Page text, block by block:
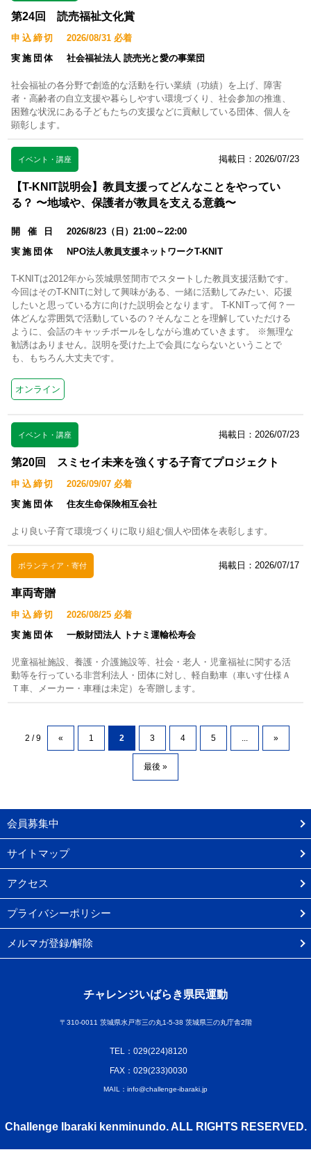
第24回 読売福祉文化賞
申込締切
2026/08/31 必着
実施団体
社会福祉法人 読売光と愛の事業団
社会福祉の各分野で創造的な活動を行い業績（功績）を上げ、障害
者・高齢者の自立支援や暮らしやすい環境づくり、社会参加の推進、
困難な状況にある子どもたちの支援などに貢献している団体、個人を
顕彰します。
イベント・講座 掲載日：2026/07/23
【T-KNIT説明会】教員支援ってどんなことをやってい
る？ 〜地域や、保護者が教員を支える意義〜
開催日
2026/8/23（日）21:00～22:00
実施団体
NPO法人教員支援ネットワークT-KNIT
T-KNITは2012年から茨城県笠間市でスタートした教員支援活動です。
今回はそのT-KNITに対して興味がある、一緒に活動してみたい、応援
したいと思っている方に向けた説明会となります。 T-KNITって何？一
体どんな雰囲気で活動しているの？そんなことを理解していただける
ように、会話のキャッチボールをしながら進めていきます。 ※無理な
勧誘はありません。説明を受けた上で会員にならないということで
も、もちろん大丈夫です。
オンライン
イベント・講座 掲載日：2026/07/23
第20回 スミセイ未来を強くする子育てプロジェクト
申込締切
2026/09/07 必着
実施団体
住友生命保険相互会社
より良い子育て環境づくりに取り組む個人や団体を表彰します。
ボランティア・寄付 掲載日：2026/07/17
車両寄贈
申込締切
2026/08/25 必着
実施団体
一般財団法人 トナミ運輸松寿会
児童福祉施設、養護・介護施設等、社会・老人・児童福祉に関する活
動等を行っている非営利法人・団体に対し、軽自動車（車いす仕様Ａ
Ｔ車、メーカー・車種は未定）を寄贈します。
2 / 9 « 1 2 3 4 5 ... »
最後 »
会員募集中
サイトマップ
アクセス
プライバシーポリシー
メルマガ登録/解除
チャレンジいばらき県民運動
〒310-0011 茨城県水戸市三の丸1-5-38 茨城県三の丸庁舎2階
TEL：029(224)8120
FAX：029(233)0030
MAIL：info@challenge-ibaraki.jp
Challenge Ibaraki kenminundo. ALL RIGHTS RESERVED.